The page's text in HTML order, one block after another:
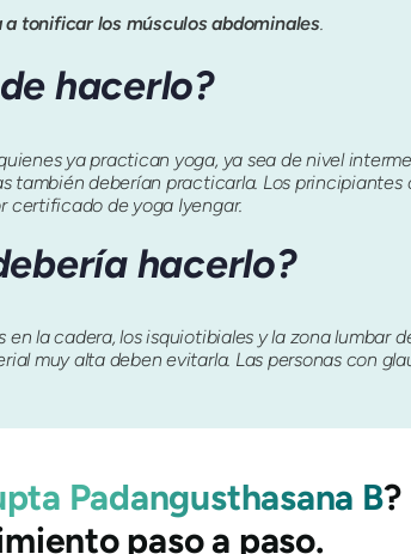
a tonificar los músculos abdominales.
hacerlo?
ya practican yoga, ya sea de nivel
también deberían practicarla. Los
certificado de yoga Iyengar.
hacerlo?
en la cadera, los isquiotibiales y la zona
muy alta deben evitarla. Las personas con
Padangusthasana B?
paso a paso.